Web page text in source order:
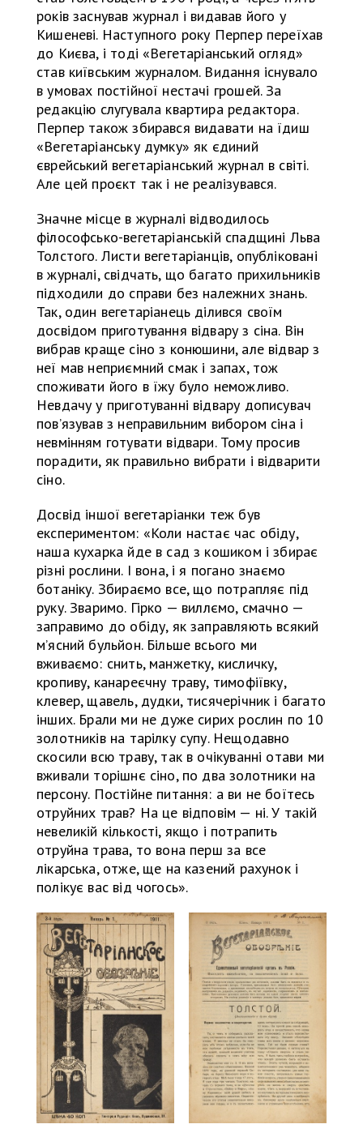
років заснував журнал і видавав його у
Кишеневі. Наступного року Перпер переїхав
до Києва, і тоді «Вегетаріанський огляд»
став київським журналом. Видання існувало
в умовах постійної нестачі грошей. За
редакцію слугувала квартира редактора.
Перпер також збирався видавати на їдиш
«Вегетаріанську думку» як єдиний
єврейський вегетаріанський журнал в світі.
Але цей проєкт так і не реалізувався.
Значне місце в журналі відводилось
філософсько-вегетаріанській спадщині Льва
Толстого. Листи вегетаріанців, опубліковані
в журналі, свідчать, що багато прихильників
підходили до справи без належних знань.
Так, один вегетаріанець ділився своїм
досвідом приготування відвару з сіна. Він
вибрав краще сіно з конюшини, але відвар з
неї мав неприємний смак і запах, тож
споживати його в їжу було неможливо.
Невдачу у приготуванні відвару дописувач
пов’язував з неправильним вибором сіна і
невмінням готувати відвари. Тому просив
порадити, як правильно вибрати і відварити
сіно.
Досвід іншої вегетаріанки теж був
експериментом: «Коли настає час обіду,
наша кухарка йде в сад з кошиком і збирає
різні рослини. І вона, і я погано знаємо
ботаніку. Збираємо все, що потрапляє під
руку. Зваримо. Гірко — виллємо, смачно —
заправимо до обіду, як заправляють всякий
м’ясний бульйон. Більше всього ми
вживаємо: снить, манжетку, кисличку,
кропиву, канареєчну траву, тимофіївку,
клевер, щавель, дудки, тисячерічник і багато
інших. Брали ми не дуже сирих рослин по 10
золотників на тарілку супу. Нещодавно
скосили всю траву, так в очікуванні отави ми
вживали торішнє сіно, по два золотники на
персону. Постійне питання: а ви не боїтесь
отруйних трав? На це відповім — ні. У такій
невеликій кількості, якщо і потрапить
отруйна трава, то вона перш за все
лікарська, отже, ще на казений рахунок і
полікує вас від чогось».